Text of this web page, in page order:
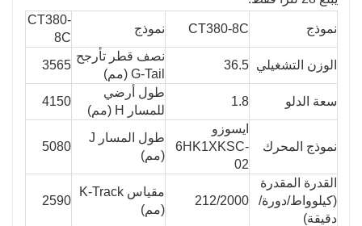
نموذج CT380-8C نموذج
CT380-
8C
الوزن التشغيلي 36.5
نصف قطر تأرجح
G-Tail (مم)
3565
سعة الدلو 1.8
طول أرضي
للمسار H (مم)
4150
نموذج المحرك
ايسوزو
6HK1XKSC-
02
طول المسار J
(مم)
5080
القدرة المقدرة
(كيلوواط/دورة/
دقيقة)
212/2000
مقياس K-Track
(مم)
2590